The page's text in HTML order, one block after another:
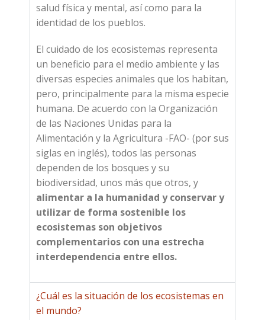
salud física y mental, así como para la
identidad de los pueblos.
El cuidado de los ecosistemas representa
un beneficio para el medio ambiente y las
diversas especies animales que los habitan,
pero, principalmente para la misma especie
humana. De acuerdo con la Organización
de las Naciones Unidas para la
Alimentación y la Agricultura -FAO- (por sus
siglas en inglés), todos las personas
dependen de los bosques y su
biodiversidad, unos más que otros, y
alimentar a la humanidad y conservar y
utilizar de forma sostenible los
ecosistemas son objetivos
complementarios con una estrecha
interdependencia entre ellos.
¿Cuál es la situación de los ecosistemas en
el mundo?